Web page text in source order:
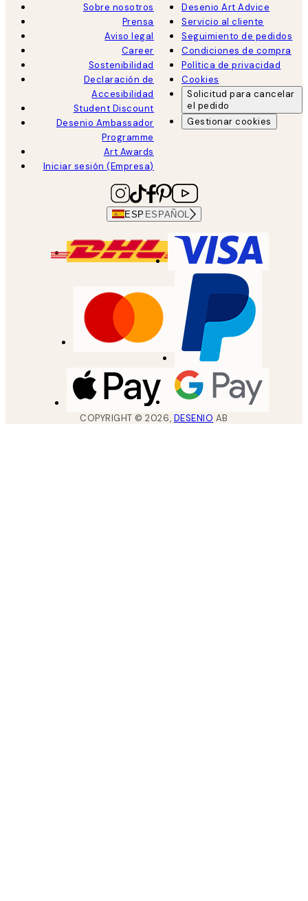
Sobre nosotros
Prensa
Aviso legal
Career
Sostenibilidad
Declaración de
Accesibilidad
Student Discount
Desenio Ambassador
Programme
Art Awards
Iniciar sesión (Empresa)
Desenio Art Advice
Servicio al cliente
Seguimiento de pedidos
Condiciones de compra
Política de privacidad
Cookies
Solicitud para cancelar
el pedido
Gestionar cookies
ESP ESPAÑOL
COPYRIGHT ©2026, DESENIO AB